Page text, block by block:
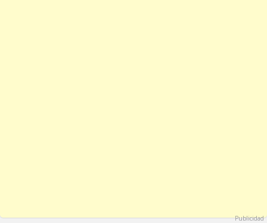
Publicidad